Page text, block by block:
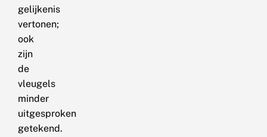
gelijkenis
vertonen;
ook
zijn
de
vleugels
minder
uitgesproken
getekend.